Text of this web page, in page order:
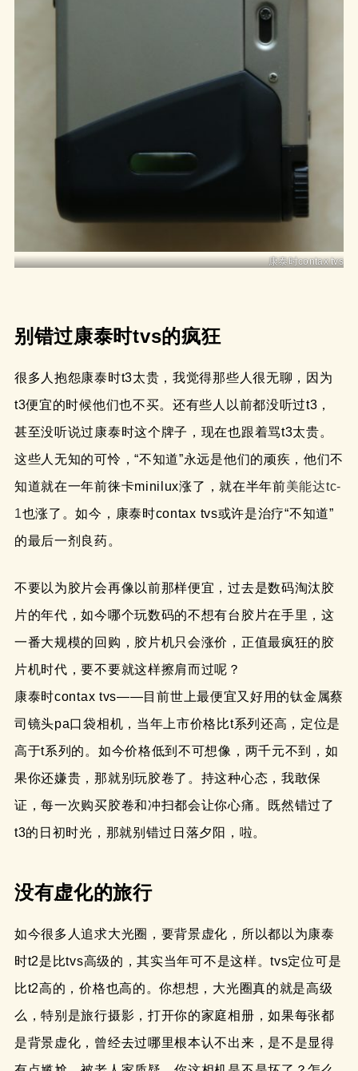
康泰时contax tvs
别错过康泰时tvs的疯狂
很多人抱怨康泰时t3太贵，我觉得那些人很无聊，因为
t3便宜的时候他们也不买。还有些人以前都没听过t3，
甚至没听说过康泰时这个牌子，现在也跟着骂t3太贵。
这些人无知的可怜，“不知道”永远是他们的顽疾，他们不
知道就在一年前徕卡minilux涨了，就在半年前美能达tc-
1也涨了。如今，康泰时contax tvs或许是治疗“不知道”
的最后一剂良药。
不要以为胶片会再像以前那样便宜，过去是数码淘汰胶
片的年代，如今哪个玩数码的不想有台胶片在手里，这
一番大规模的回购，胶片机只会涨价，正值最疯狂的胶
片机时代，要不要就这样擦肩而过呢？
康泰时contax tvs——目前世上最便宜又好用的钛金属蔡
司镜头pa口袋相机，当年上市价格比t系列还高，定位是
高于t系列的。如今价格低到不可想像，两千元不到，如
果你还嫌贵，那就别玩胶卷了。持这种心态，我敢保
证，每一次购买胶卷和冲扫都会让你心痛。既然错过了
t3的日初时光，那就别错过日落夕阳，啦。
没有虚化的旅行
如今很多人追求大光圈，要背景虚化，所以都以为康泰
时t2是比tvs高级的，其实当年可不是这样。tvs定位可是
比t2高的，价格也高的。你想想，大光圈真的就是高级
么，特别是旅行摄影，打开你的家庭相册，如果每张都
是背景虚化，曾经去过哪里根本认不出来，是不是显得